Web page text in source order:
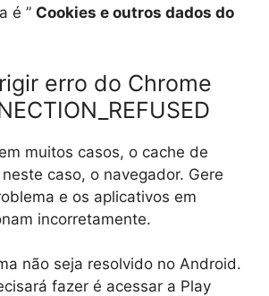
é ” Cookies e outros dados do
erro do Chrome
muitos casos, o cache de
caso, o navegador. Gere
e os aplicativos em
incorretamente.
não seja resolvido no Android.
fazer é acessar a Play